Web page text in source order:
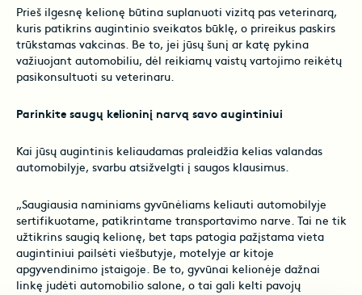
Prieš ilgesnę kelionę būtina suplanuoti vizitą pas veterinarą,
kuris patikrins augintinio sveikatos būklę, o prireikus paskirs
trūkstamas vakcinas. Be to, jei jūsų šunį ar katę pykina
važiuojant automobiliu, dėl reikiamų vaistų vartojimo reikėtų
pasikonsultuoti su veterinaru.
Parinkite saugų kelioninį narvą savo augintiniui
Kai jūsų augintinis keliaudamas praleidžia kelias valandas
automobilyje, svarbu atsižvelgti į saugos klausimus.
„Saugiausia naminiams gyvūnėliams keliauti automobilyje
sertifikuotame, patikrintame transportavimo narve. Tai ne tik
užtikrins saugią kelionę, bet taps patogia pažįstama vieta
augintiniui pailsėti viešbutyje, motelyje ar kitoje
apgyvendinimo įstaigoje. Be to, gyvūnai kelionėje dažnai
linkę judėti automobilio salone, o tai gali kelti pavojų